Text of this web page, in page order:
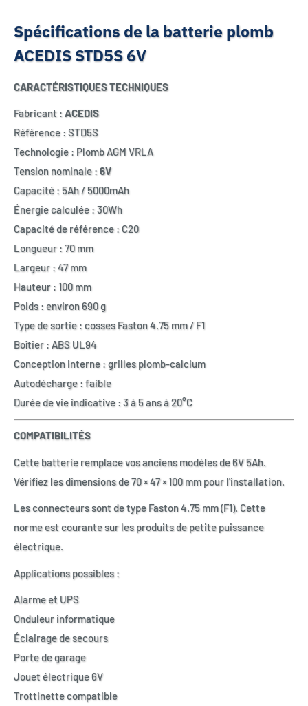
Spécifications de la batterie plomb
ACEDIS STD5S 6V
CARACTÉRISTIQUES TECHNIQUES
Fabricant : ACEDIS
Référence : STD5S
Technologie : Plomb AGM VRLA
Tension nominale : 6V
Capacité : 5Ah / 5000mAh
Énergie calculée : 30Wh
Capacité de référence : C20
Longueur : 70 mm
Largeur : 47 mm
Hauteur : 100 mm
Poids : environ 690 g
Type de sortie : cosses Faston 4.75 mm / F1
Boîtier : ABS UL94
Conception interne : grilles plomb-calcium
Autodécharge : faible
Durée de vie indicative : 3 à 5 ans à 20°C
COMPATIBILITÉS
Cette batterie remplace vos anciens modèles de 6V 5Ah.
Vérifiez les dimensions de 70 × 47 × 100 mm pour l'installation.
Les connecteurs sont de type Faston 4.75 mm (F1). Cette
norme est courante sur les produits de petite puissance
électrique.
Applications possibles :
Alarme et UPS
Onduleur informatique
Éclairage de secours
Porte de garage
Jouet électrique 6V
Trottinette compatible